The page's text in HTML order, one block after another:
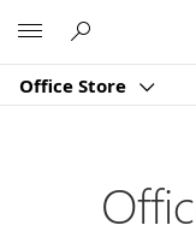
Office Store